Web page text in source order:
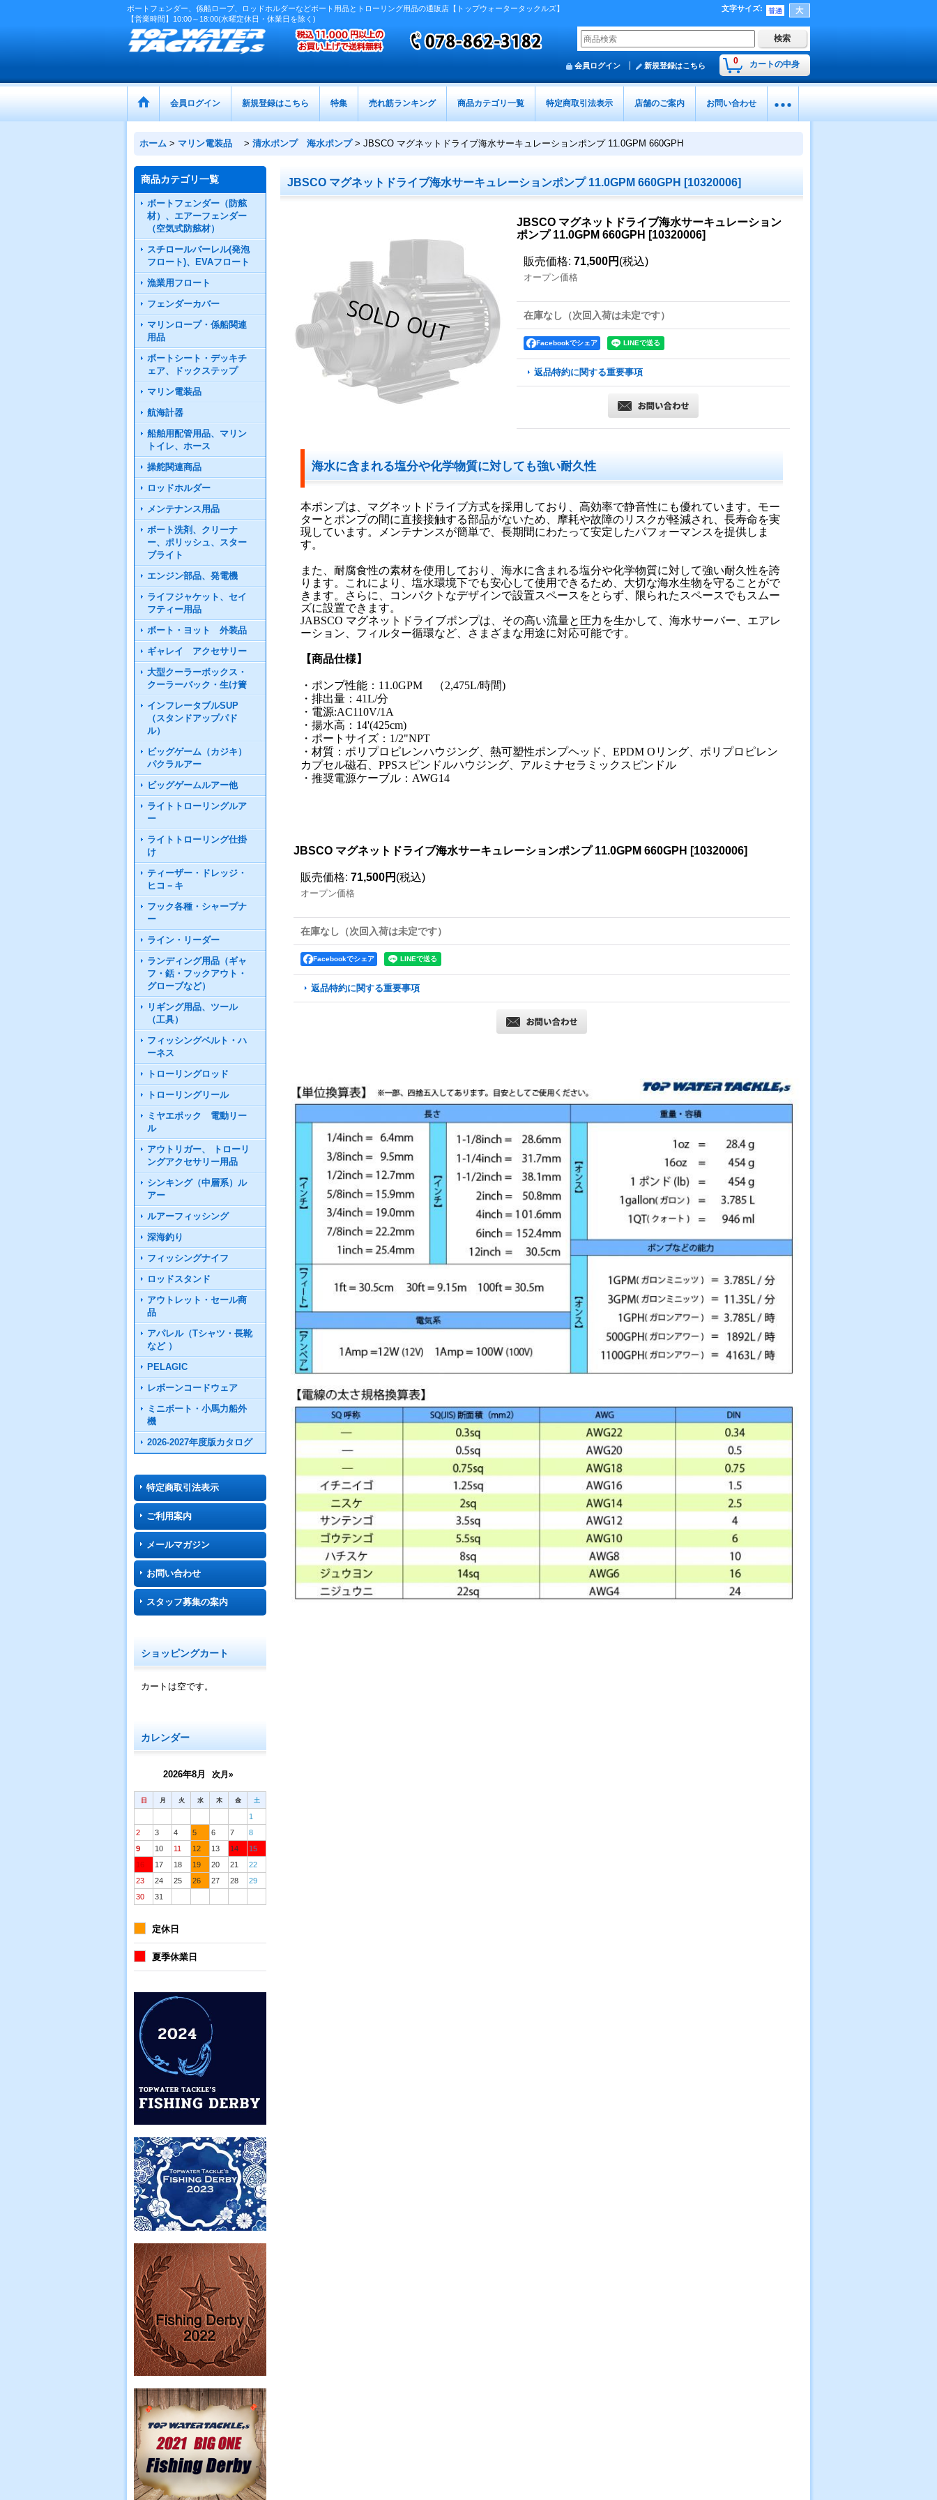
ボートフェンダー、係船ロープ、ロッドホルダーなどボート用品とトローリング用品の通販店【トップウォータータックルズ】
【営業時間】10:00～18:00(水曜定休日・休業日を除く)
文字サイズ:
0 カートの中身
会員ログイン 新規登録はこちら
会員ログイン 新規登録はこちら 特集 売れ筋ランキング 商品カテゴリ一覧 特定商取引法表示 店舗のご案内 お問い合わせ
ホーム > マリン電装品 > 清水ポンプ 海水ポンプ > JBSCO マグネットドライブ海水サーキュレーションポンプ 11.0GPM 660GPH
商品カテゴリ一覧
ボートフェンダー（防舷
材）、エアーフェンダー
（空気式防舷材）
スチロールバーレル(発泡
フロート)、EVAフロート
漁業用フロート
フェンダーカバー
マリンロープ・係船関連
用品
ボートシート・デッキチ
ェア、ドックステップ
マリン電装品
航海計器
船舶用配管用品、マリン
トイレ、ホース
操舵関連商品
ロッドホルダー
メンテナンス用品
ボート洗剤、クリーナ
ー、ポリッシュ、スター
ブライト
エンジン部品、発電機
ライフジャケット、セイ
フティー用品
ボート・ヨット 外装品
ギャレイ アクセサリー
大型クーラーボックス・
クーラーバック・生け簀
インフレータブルSUP
（スタンドアップパド
ル）
ビッグゲーム（カジキ）
パクラルアー
ビッグゲームルアー他
ライトトローリングルア
ー
ライトトローリング仕掛
け
ティーザー・ドレッジ・
ヒコ－キ
フック各種・シャープナ
ー
ライン・リーダー
ランディング用品（ギャ
フ・銛・フックアウト・
グローブなど）
リギング用品、ツール
（工具）
フィッシングベルト・ハ
ーネス
トローリングロッド
トローリングリール
ミヤエポック 電動リー
ル
アウトリガー、 トローリ
ングアクセサリー用品
シンキング（中層系）ル
アー
ルアーフィッシング
深海釣り
フィッシングナイフ
ロッドスタンド
アウトレット・セール商
品
アパレル（Tシャツ・長靴
など ）
PELAGIC
レボーンコードウェア
ミニボート・小馬力船外
機
2026-2027年度版カタログ
特定商取引法表示
ご利用案内
メールマガジン
お問い合わせ
スタッフ募集の案内
ショッピングカート
カートは空です。
カレンダー
2026年8月 次月»
日 月 火 水 木 金 土
1
2
3 4 5 6 7
8
9
10 11 12 13 14
15
16
17 18 19 20 21
22
23
24 25 26 27 28
29
30
31
定休日
夏季休業日
JBSCO マグネットドライブ海水サーキュレーションポンプ 11.0GPM 660GPH [10320006]
JBSCO マグネットドライブ海水サーキュレーション
ポンプ 11.0GPM 660GPH [10320006]
販売価格: 71,500円 (税込)
オープン価格
在庫なし（次回入荷は未定です）
Facebookでシェア
返品特約に関する重要事項
海水に含まれる塩分や化学物質に対しても強い耐久性
本ポンプは、マグネットドライブ方式を採用しており、高効率で静音性にも優れています。モー
ターとポンプの間に直接接触する部品がないため、摩耗や故障のリスクが軽減され、長寿命を実
現しています。メンテナンスが簡単で、長期間にわたって安定したパフォーマンスを提供しま
す。
また、耐腐食性の素材を使用しており、海水に含まれる塩分や化学物質に対して強い耐久性を誇
ります。これにより、塩水環境下でも安心して使用できるため、大切な海水生物を守ることがで
きます。さらに、コンパクトなデザインで設置スペースをとらず、限られたスペースでもスムー
ズに設置できます。
JABSCO マグネットドライブポンプは、その高い流量と圧力を生かして、海水サーバー、エアレ
ーション、フィルター循環など、さまざまな用途に対応可能です。
【商品仕様】
・ポンプ性能：11.0GPM （2,475L/時間)
・排出量：41L/分
・電源:AC110V/1A
・揚水高：14'(425cm)
・ポートサイズ：1/2"NPT
・材質：ポリプロピレンハウジング、熱可塑性ポンプヘッド、EPDM Oリング、ポリプロピレン
カプセル磁石、PPSスピンドルハウジング、アルミナセラミックスピンドル
・推奨電源ケーブル：AWG14
JBSCO マグネットドライブ海水サーキュレーションポンプ 11.0GPM 660GPH [10320006]
販売価格: 71,500円 (税込)
オープン価格
在庫なし（次回入荷は未定です）
Facebookでシェア
返品特約に関する重要事項